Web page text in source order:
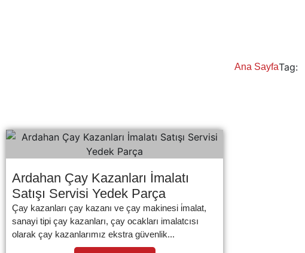
Ana SayfaTag:
Ardahan Çay Kazanları İmalatı
Satışı Servisi Yedek Parça
Çay kazanları çay kazanı ve çay makinesi i̇malat,
sanayi tipi çay kazanları, çay ocakları imalatcısı
olarak çay kazanlarımız ekstra güvenlik...